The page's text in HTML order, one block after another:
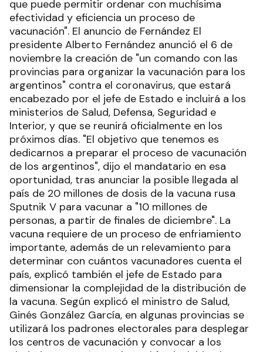
que puede permitir ordenar con muchísima
efectividad y eficiencia un proceso de
vacunación". El anuncio de Fernández El
presidente Alberto Fernández anunció el 6 de
noviembre la creación de "un comando con las
provincias para organizar la vacunación para los
argentinos" contra el coronavirus, que estará
encabezado por el jefe de Estado e incluirá a los
ministerios de Salud, Defensa, Seguridad e
Interior, y que se reunirá oficialmente en los
próximos días. "El objetivo que tenemos es
dedicarnos a preparar el proceso de vacunación
de los argentinos", dijo el mandatario en esa
oportunidad, tras anunciar la posible llegada al
país de 20 millones de dosis de la vacuna rusa
Sputnik V para vacunar a "10 millones de
personas, a partir de finales de diciembre". La
vacuna requiere de un proceso de enfriamiento
importante, además de un relevamiento para
determinar con cuántos vacunadores cuenta el
país, explicó también el jefe de Estado para
dimensionar la complejidad de la distribución de
la vacuna. Según explicó el ministro de Salud,
Ginés González García, en algunas provincias se
utilizará los padrones electorales para desplegar
los centros de vacunación y convocar a los